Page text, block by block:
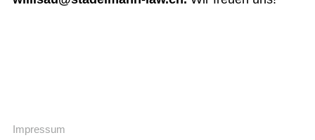
Impressum